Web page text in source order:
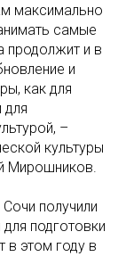
максимально
самые
продолжит и в
и
как для
для
–
культуры
Мирошников.
получили
подготовки
в этом году в